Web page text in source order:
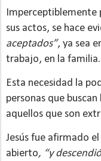
Imperceptiblemente
sus actos, se hace
aceptados”, ya sea
trabajo, en la familia.
Esta necesidad la
personas que
aquellos que son
Jesús fue afirmado
abierto, “y